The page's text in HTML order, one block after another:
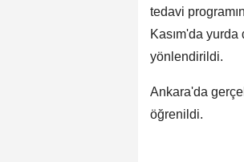
tedavi
Kasım'da
yönlendirildi.
Ankara'da
öğrenildi.